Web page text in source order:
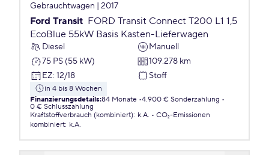
Gebrauchtwagen | 2017
Ford Transit FORD Transit Connect T200 L1 1,5
EcoBlue 55kW Basis Kasten-Lieferwagen
Diesel
Manuell
75 PS (55 kW)
109.278 km
EZ: 12/18 Stoff
in 4 bis 8 Wochen
Finanzierungsdetails:84 Monate 4.900 € Sonderzahlung
0 € Schlusszahlung
Kraftstoffverbrauch (kombiniert): k.A.
CO₂-Emissionen
kombiniert: k.A.